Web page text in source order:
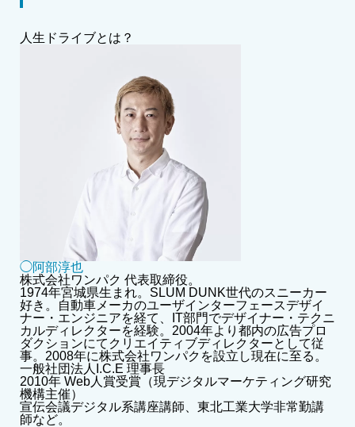
人生ドライブとは？
◯阿部淳也
株式会社ワンパク 代表取締役。
1974年宮城県生まれ。SLUM DUNK世代のスニーカー
好き。自動車メーカのユーザインターフェースデザイ
ナー・エンジニアを経て、IT部門でデザイナー・テクニ
カルディレクターを経験。2004年より都内の広告プロ
ダクションにてクリエイティブディレクターとして従
事。2008年に株式会社ワンパクを設立し現在に至る。
一般社団法人I.C.E 理事長
2010年 Web人賞受賞（現デジタルマーケティング研究
機構主催）
宣伝会議デジタル系講座講師、東北工業大学非常勤講
師など。